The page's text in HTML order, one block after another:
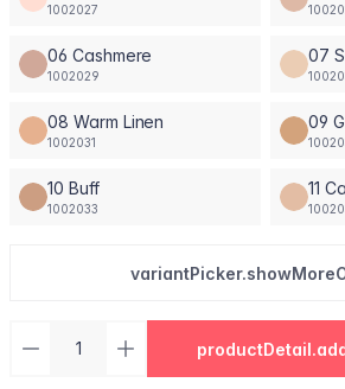
1002027
06 Cashmere
1002029
07
08 Warm Linen
1002031
09
10 Buff
1002033
11